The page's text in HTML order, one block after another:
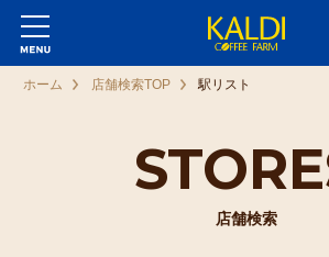
店舗検索
ホーム 店舗検索TOP 駅リスト